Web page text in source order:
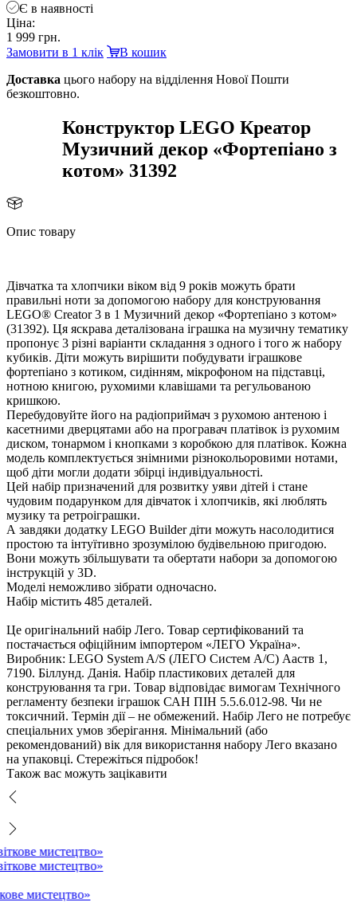
Є в наявності
Ціна:
1 999 грн.
Замовити в 1 клік
кошик
Доставка цього набору на відділення Нової Пошти
езкоштовно.
Конструктор LEGO Креатор
Музичний декор «Фортепіано з
котом» 31392
Опис товару
Дівчатка та хлопчики віком від 9 років можуть брати
правильні ноти за допомогою набору для конструювання
LEGO® Creator 3 в 1 Музичний декор «Фортепіано з котом»
(31392). Ця яскрава деталізована іграшка на музичну тематику
пропонує 3 різні варіанти складання з одного і того ж набору
кубиків. Діти можуть вирішити побудувати іграшкове
фортепіано з котиком, сидінням, мікрофоном на підставці,
нотною книгою, рухомими клавішами та регульованою
кришкою.
Перебудовуйте його на радіоприймач з рухомою антеною і
касетними дверцятами або на програвач платівок із рухомим
диском, тонармом і кнопками з коробкою для платівок. Кожна
модель комплектується знімними різнокольоровими нотами,
щоб діти могли додати збірці індивідуальності.
Цей набір призначений для розвитку уяви дітей і стане
чудовим подарунком для дівчаток і хлопчиків, які люблять
музику та ретроіграшки.
А завдяки додатку LEGO Builder діти можуть насолодитися
простою та інтуїтивно зрозумілою будівельною пригодою.
они можуть збільшувати та обертати набори за допомогою
інструкцій у 3D.
Моделі неможливо зібрати одночасно.
Набір містить 485 деталей.
Це оригінальний набір Лего. Товар сертифікований та
постачається офіційним імпортером «ЛЕГО Україна».
иробник: LEGO System A/S (ЛЕГО Систем А/С) Ааств 1,
7190. Біллунд. Данія. Набір пластикових деталей для
конструювання та гри. Товар відповідає вимогам Технічного
регламенту безпеки іграшок САН ПІН 5.5.6.012-98. Чи не
токсичний. Термін дії – не обмежений. Набір Лего не потребує
спеціальних умов зберігання. Мінімальний (або
рекомендований) вік для використання набору Лего вказано
на упаковці. Стережіться підробок!
Також вас можуть зацікавити